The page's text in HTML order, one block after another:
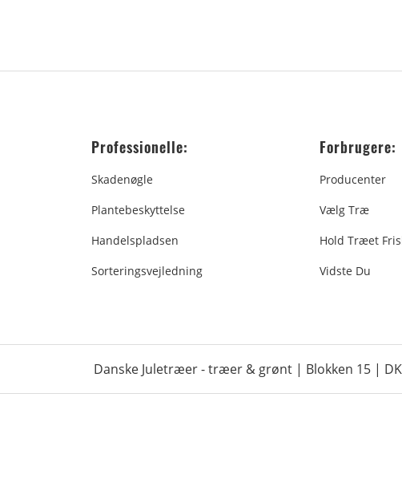
Professionelle:
Skadenøgle
Plantebeskyttelse
Handelspladsen
Sorteringsvejledning
Forbrugere:
Producenter
Vælg Træ
Hold Træet
Vidste Du
Danske Juletræer - træer & grønt | Blokken 15 |